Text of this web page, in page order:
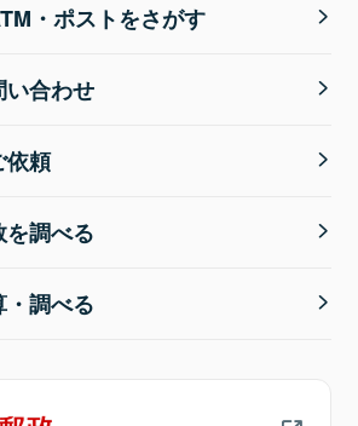
・ポストをさがす
い合わせ
依頼
調べる
調べる